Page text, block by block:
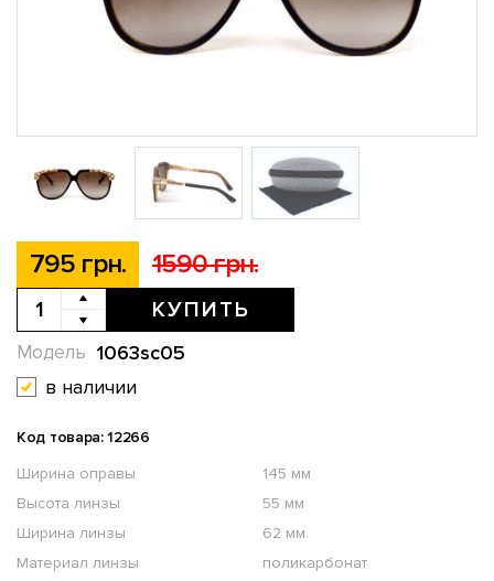
795 грн. 1590 грн.
КУПИТЬ
1063sc05
Модель
в наличии
Код товара: 12266
Ширина оправы
145 мм
Высота линзы
55 мм
Ширина линзы
62 мм
Материал линзы
поликарбонат